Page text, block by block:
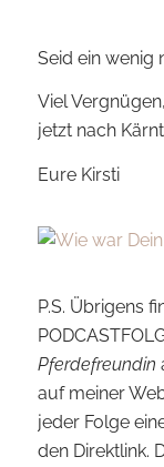
Seid ein wenig
Viel
jetzt nach
Eure Kirsti
P.S. Übrigens
Pferdefreundin
auf meiner
jeder Folge
den Direktlink.